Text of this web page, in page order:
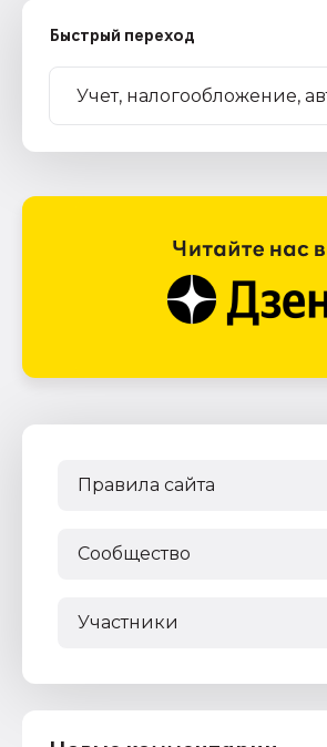
Быстрый переход
Правила сайта
Сообщество
Участники